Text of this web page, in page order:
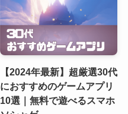
【2024年最新】超厳選30代
におすすめのゲームアプリ
10選｜無料で遊べるスマホ